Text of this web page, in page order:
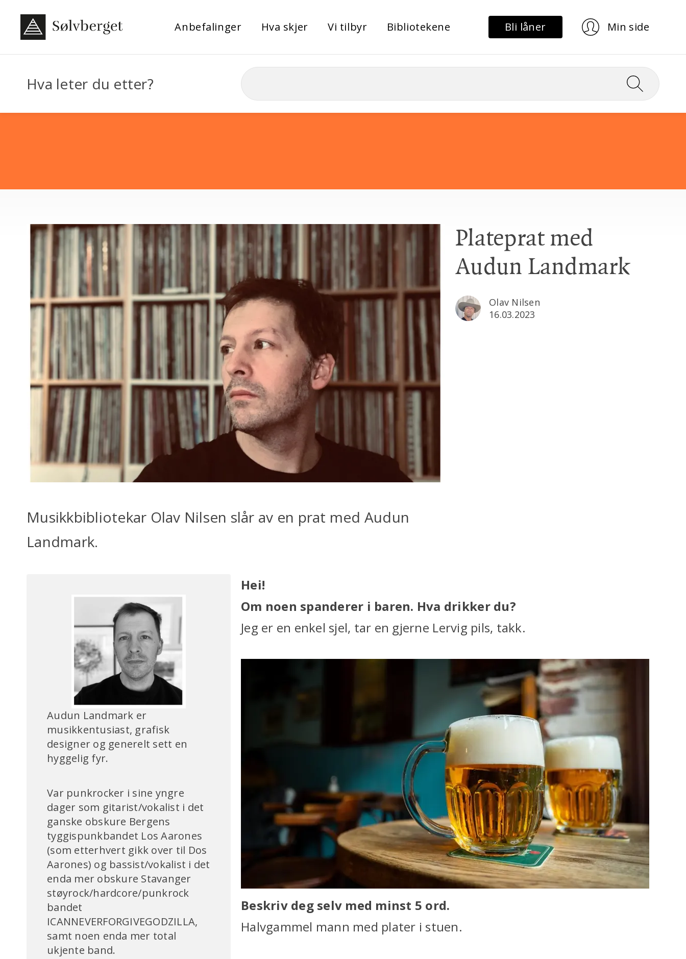
Anbefalinger Hva skjer Vi tilbyr Bibliotekene Bli låner Min side
Hva leter du etter?
Plateprat med
Audun Landmark
Olav Nilsen
16.03.2023
Musikkbibliotekar Olav Nilsen slår av en prat med Audun
Landmark.
Hei!
Om noen spanderer i baren. Hva drikker du?
Jeg er en enkel sjel, tar en gjerne Lervig pils, takk.
Beskriv deg selv med minst 5 ord.
Halvgammel mann med plater i stuen.
Audun Landmark er
musikkentusiast, grafisk
designer og generelt sett en
hyggelig fyr.
Var punkrocker i sine yngre
dager som gitarist/vokalist i det
ganske obskure Bergens
tyggispunkbandet Los Aarones
(som etterhvert gikk over til Dos
Aarones) og bassist/vokalist i det
enda mer obskure Stavanger
støyrock/hardcore/punkrock
bandet
ICANNEVERFORGIVEGODZILLA,
samt noen enda mer total
ukjente band.